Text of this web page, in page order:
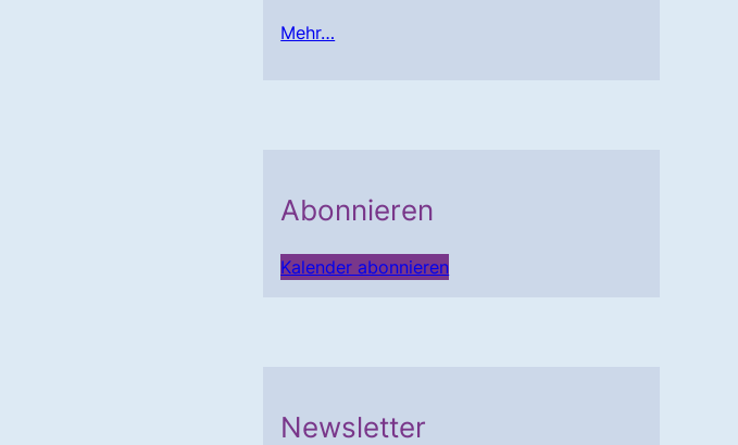
Mehr…
Abonnieren
Kalender abonnieren
Newsletter